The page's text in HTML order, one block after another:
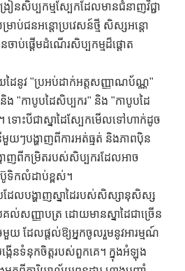
ៀនសិប្បកម្មស្បែកដែលមានជំនាញវិជ្ជា
ាប់ជនអន្តោប្រវេសន៍ថ្មី សិស្សអន្តោ
ចាប់ផ្តើមដំណើរសិប្បកម្មដ៏ផ្ដោត
ៃនូវ "ប្រអប់ដាក់អត្តសញ្ញាណប័ណ្ណ"
ង "កាបូបដៃសិប្បករ" និង "កាបូបដៃ
ទោះបីជាស្នាដៃស្បែកមើលទៅហាក់ដូច
យៗបង្ហាញពីការអត់ធ្មត់ និងភាពប៉ិន
ញពីកម្រិតរបស់សិប្បករដែលអាច
ទិកលំដាប់ខ្ពស់។
លបង្ហាញស្នាដៃរបស់សិស្សានុសិស្ស
រគល់សញ្ញាបត្រ ដោយមានស្នាដៃជាច្រើន
យ ដែលផ្តល់ឱ្យអ្នកចូលរួមនូវអារម្មណ៍
កើនទំនុកចិត្តរបស់ពួកគេ។ ក្នុងអំឡុង